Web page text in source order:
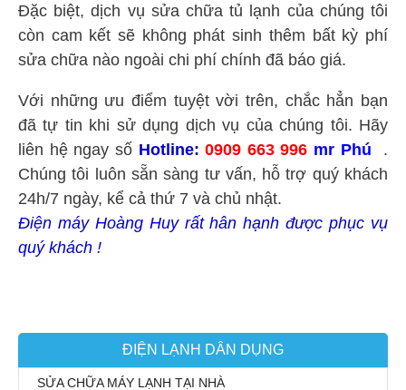
Đặc biệt, dịch vụ sửa chữa tủ lạnh của chúng tôi
còn cam kết sẽ không phát sinh thêm bất kỳ phí
sửa chữa nào ngoài chi phí chính đã báo giá.
Với những ưu điểm tuyệt vời trên, chắc hẳn bạn
đã tự tin khi sử dụng dịch vụ của chúng tôi. Hãy
liên hệ ngay số Hotline: 0909 663 996 mr Phú
.
Chúng tôi luôn sẵn sàng tư vấn, hỗ trợ quý khách
24h/7 ngày, kể cả thứ 7 và chủ nhật.
Điện máy Hoàng Huy rất hân hạnh được phục vụ
quý khách !
ĐIỆN LẠNH DÂN DỤNG
SỬA CHỮA MÁY LẠNH TẠI NHÀ